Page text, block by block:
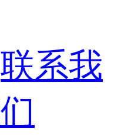
联系我